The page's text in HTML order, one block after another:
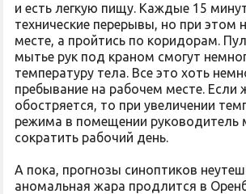
и есть легкую пищу. Каждые 15
технические перерывы, но при этом
месте, а пройтись по коридорам.
мытье рук под краном смогут
температуру тела. Все это хоть
пребывание на рабочем месте. Если
обостряется, то при увеличении
режима в помещении руководитель
сократить рабочий день.
А пока, прогнозы синоптиков
аномальная жара продлится в